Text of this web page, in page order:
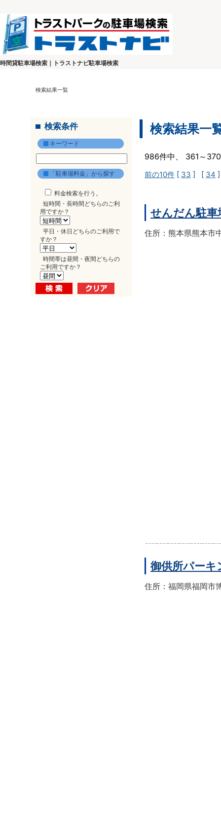
時間貸駐車場検索｜トラストナビ駐車場検索
検索結果一覧
検索条件
キーワード
「駐車場料金」から探す
料金検索を行う。
短時間・長時間どちらのご利
用ですか？
平日・休日どちらのご利用で
すか？
時間帯は昼間・夜間どちらの
ご利用ですか？
検索結果一
986件中、 361～
前の10件 [ 33 ] [ 34
せんだん駐車
住所：熊本県熊本市
御供所パーキ
住所：福岡県福岡市